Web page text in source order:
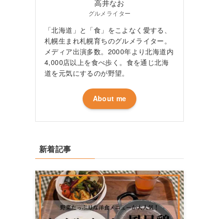
高井なお
グルメライター
「北海道」と「食」をこよなく愛する、
札幌生まれ札幌育ちのグルメライター。
メディア出演多数。2000年より北海道内
4,000店以上を食べ歩く。食を通じ北海
道を元気にするのが野望。
About me
新着記事